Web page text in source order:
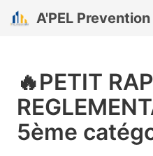
A'PEL Prevention
🔥PETIT
5ème